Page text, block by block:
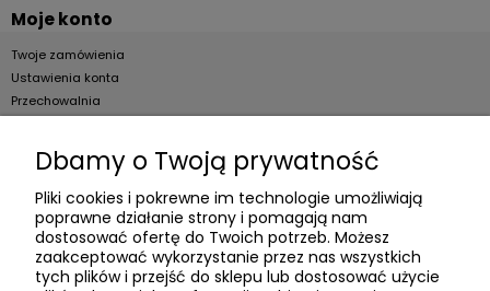
Moje konto
Twoje zamówienia
Ustawienia konta
Przechowalnia
Dla firm
O firmie
Informacje o firmie
Dbamy o Twoją prywatność
Pliki cookies i pokrewne im technologie umożliwiają
poprawne działanie strony i pomagają nam
dostosować ofertę do Twoich potrzeb. Możesz
zaakceptować wykorzystanie przez nas wszystkich
tych plików i przejść do sklepu lub dostosować użycie